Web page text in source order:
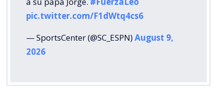
pic.twitter.com/F1dWtq4cs6
— SportsCenter (@SC_ESPN)August 9,
2026